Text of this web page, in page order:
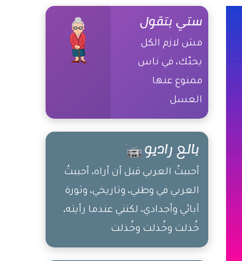
ستي بتقول
مش لازم الكل
يحبّك، في ناس
ممنوع عنها
العسل
بالع راديو
أحببتُ العربي قبل أن أراه، أحببتُ
العربي في وطني، وتاريخي، وثورة
آبائي وأجدادي، لكنني عندما رأيته،
خُذلت وخُذلت وخُذلت